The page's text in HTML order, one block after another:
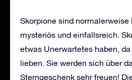
Skorpione sind
mysteriös und einfallsreich.
etwas Unerwartetes haben,
lieben. Sie werden sich über
Sterngeschenk sehr freuen!